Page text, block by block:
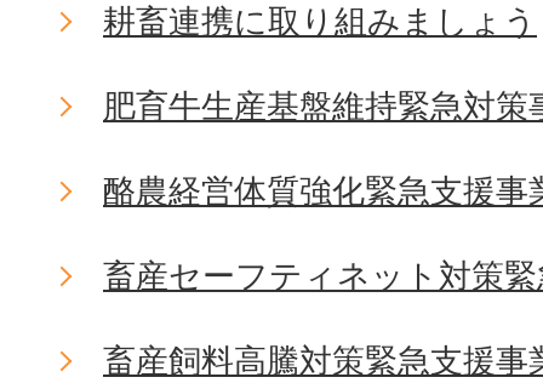
耕畜連携に取り組みましょう
肥育牛生産基盤維持緊急対策
酪農経営体質強化緊急支援事
畜産セーフティネット対策
畜産飼料高騰対策緊急支援